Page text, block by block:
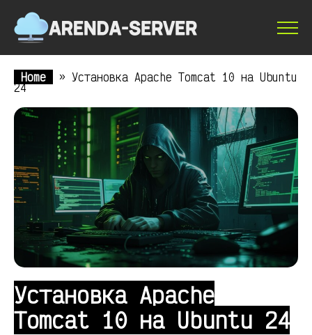
Home » Установка Apache Tomcat 10 на Ubuntu
24
Установка Apache
Tomcat 10 на Ubuntu 24